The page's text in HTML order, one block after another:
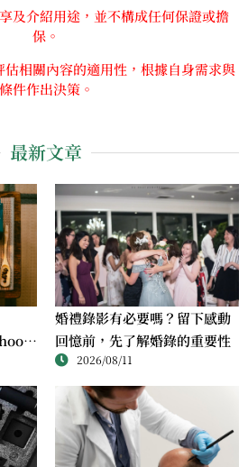
及介紹用途，並不構成任何保證或擔
保。
相關內容的適用性，根據自身需求與
條件作出決策。
最新文章
婚禮錄影有必要嗎？留下感動
回憶前，先了解婚錄的重要性
2026/08/11